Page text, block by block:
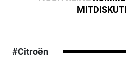
#Citroën